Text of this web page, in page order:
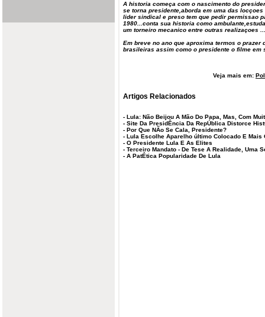
A historia começa com o nascimento do
se torna presidente,aborda em uma das
lider sindical e preso tem que pedir permissao
1980...conta sua historia como
um torneiro mecanico entre outras realizaçoes ...
Em breve no ano que aproxima termos o prazer
brasileiras assim como o presidente o filme em
Veja mais em:
Artigos Relacionados
- Lula: Não Beijou A Mão Do Papa, Mas, Com
- Site Da PresidÊncia Da RepÚblica Distorce
- Por Que NÃo Se Cala, Presidente?
- Lula Escolhe Aparelho último Colocado E Mais
- O Presidente Lula E As Elites
- Terceiro Mandato - De Tese A Realidade, Uma
- A PatÉtica Popularidade De Lula